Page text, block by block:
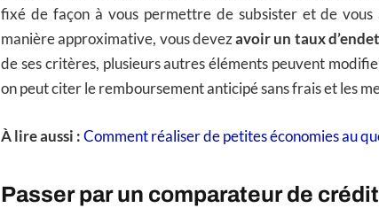
fixé de façon à vous permettre de subsister et de
manière approximative, vous devezavoir un taux
de ses critères, plusieurs autres éléments peuvent
on peut citer le remboursement anticipé sans frais et les
À lire aussi : Comment réaliser de petites économies au
Passer par un comparateur de